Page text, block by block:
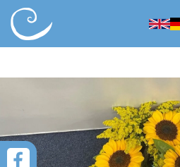
UGRÁS A TARTALOMRA